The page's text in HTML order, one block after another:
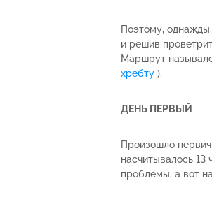
Поэтому,
и решив
Маршрут
хребту ).
ДЕНЬ ПЕРВЫЙ
Произошло
насчитывалось
проблемы, а вот